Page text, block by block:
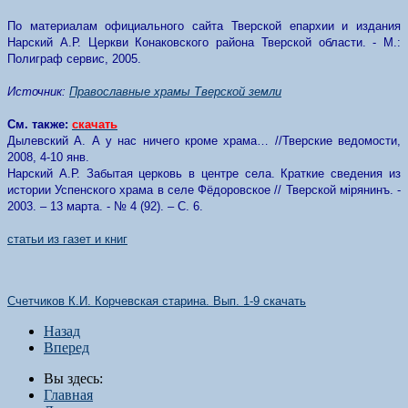
По материалам официального сайта Тверской епархии и издания
Нарский А.Р. Церкви Конаковского района Тверской области. - М.:
Полиграф сервис, 2005.
Источник: Православные храмы Тверской земли
См. также: скачать
Дылевский А. А у нас ничего кроме храма… //Тверские ведомости,
2008, 4-10 янв.
Нарский А.Р. Забытая церковь в центре села. Краткие сведения из
истории Успенского храма в селе Фёдоровское // Тверской мiрянинъ. -
2003. – 13 марта. - № 4 (92). – С. 6.
статьи из газет и книг
Счетчиков К.И. Корчевская старина. Вып. 1-9 скачать
Назад
Вперед
Вы здесь:
Главная